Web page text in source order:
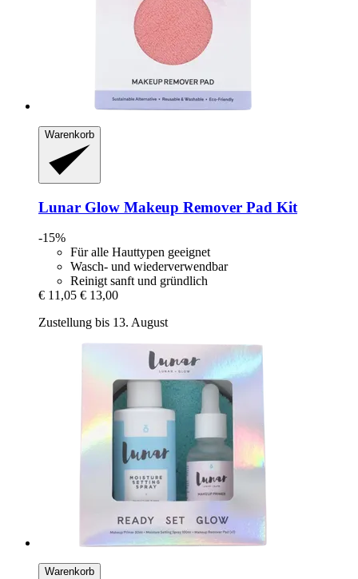
Warenkorb
Lunar Glow Makeup Remover Pad Kit
-15%
Für alle Hauttypen geeignet
Wasch- und wiederverwendbar
Reinigt sanft und gründlich
€ 11,05 € 13,00
Zustellung bis 13. August
Warenkorb